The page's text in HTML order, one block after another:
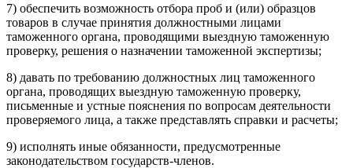
7) обеспечить возможность отбора проб и (или) образцов
товаров в случае принятия должностными лицами
таможенного органа, проводящими выездную таможенную
проверку, решения о назначении таможенной экспертизы;
8) давать по требованию должностных лиц таможенного
органа, проводящих выездную таможенную проверку,
письменные и устные пояснения по вопросам деятельности
проверяемого лица, а также представлять справки и расчеты;
9) исполнять иные обязанности, предусмотренные
законодательством государств-членов.